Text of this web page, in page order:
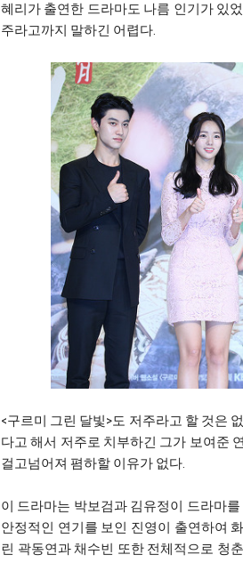
혜리가 출연한 드라마도 나름 인기가 있
주라고까지 말하긴 어렵다.
<구르미 그린 달빛>도 저주라고 할 것은
다고 해서 저주로 치부하긴 그가 보여준
걸고넘어져 폄하할 이유가 없다.
이 드라마는 박보검과 김유정이 드라마
안정적인 연기를 보인 진영이 출연하여
린 곽동연과 채수빈 또한 전체적으로 청